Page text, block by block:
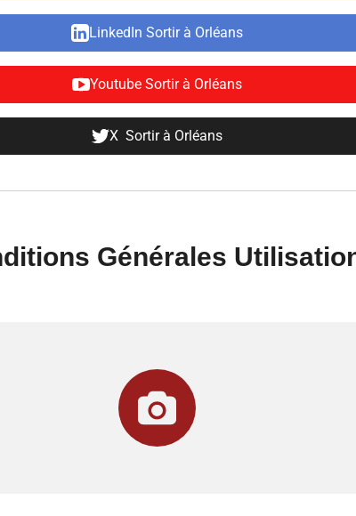
LinkedIn Sortir à Orléans
Youtube Sortir à Orléans
X Sortir à Orléans
Générales